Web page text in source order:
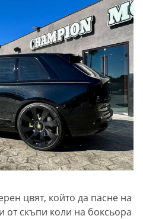
цвят, който да пасне на
от скъпи коли на боксьора